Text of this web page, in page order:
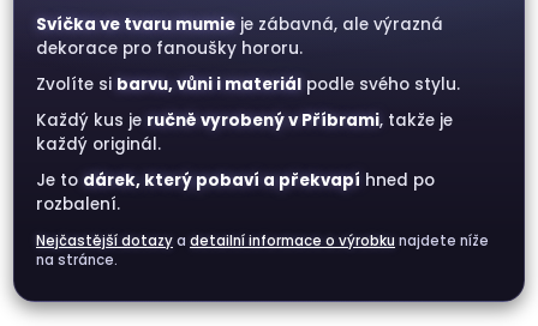
Svíčka ve tvaru mumie je zábavná, ale výrazná
dekorace pro fanoušky hororu.
Zvolíte si barvu, vůni i materiál podle svého stylu.
Každý kus je ručně vyrobený v Příbrami, takže je
každý originál.
Je to dárek, který pobaví a překvapí hned po
rozbalení.
Nejčastější dotazya detailní informace o výrobkunajdete níže
na stránce.